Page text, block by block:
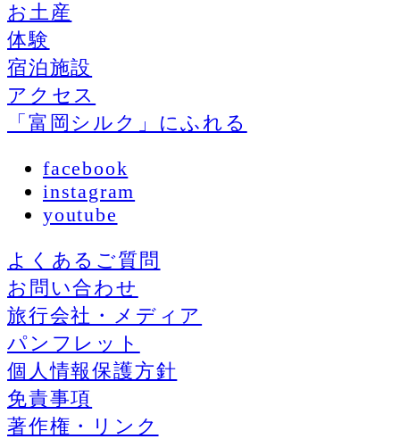
お土産
体験
宿泊施設
アクセス
「富岡シルク」にふれる
facebook
instagram
youtube
よくあるご質問
お問い合わせ
旅行会社・メディア
パンフレット
個人情報保護方針
免責事項
著作権・リンク